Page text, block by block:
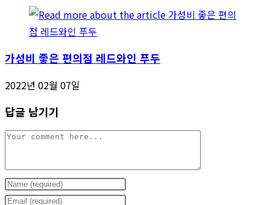
가성비 좋은 편의점 레드와인 푸두
2022년 02월 07일
답글 남기기
Comment
Enter
your
Enter